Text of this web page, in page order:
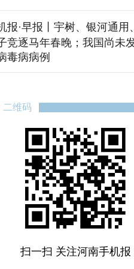
报·早报丨宇树、银河通用
竞逐马年春晚；我国尚未
毒病病例
二维码
扫一扫 关注河南手机报